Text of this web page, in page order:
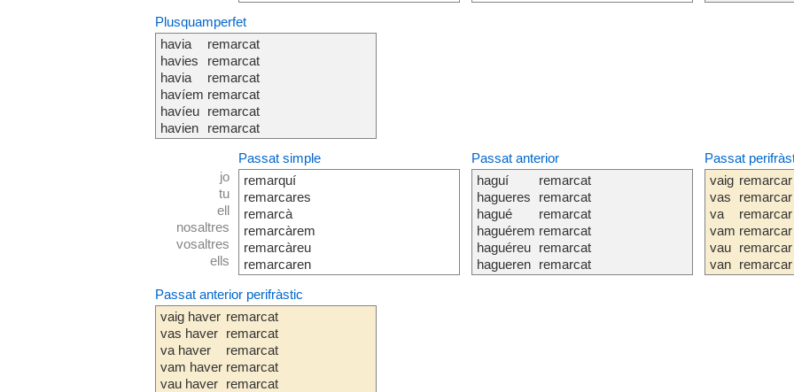
Plusquamperfet
havia
havies
havia
havíem
havíeu
havien
remarcat
remarcat
remarcat
remarcat
remarcat
remarcat
jo
tu
ell
nosaltres
vosaltres
ells
Passat simple
remarquí
remarcares
remarcà
remarcàrem
remarcàreu
remarcaren
Passat anterior
haguí
hagueres
hagué
haguérem
haguéreu
hagueren
remarcat
remarcat
remarcat
remarcat
remarcat
remarcat
Passat
vaig
vas
va
vam
vau
van
remarcar
remarcar
remarcar
remarcar
remarcar
remarcar
Passat anterior perifràstic
vaig haver
vas haver
va haver
vam haver
vau haver
remarcat
remarcat
remarcat
remarcat
remarcat